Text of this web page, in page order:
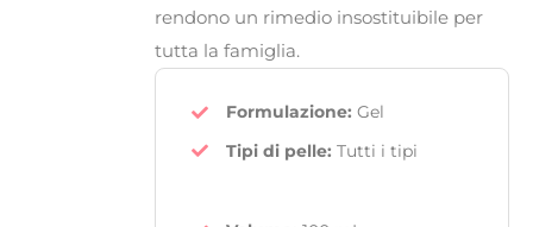
rendono un rimedio insostituibile per
tutta la famiglia.
Formulazione: Gel
Tipi di pelle: Tutti i tipi